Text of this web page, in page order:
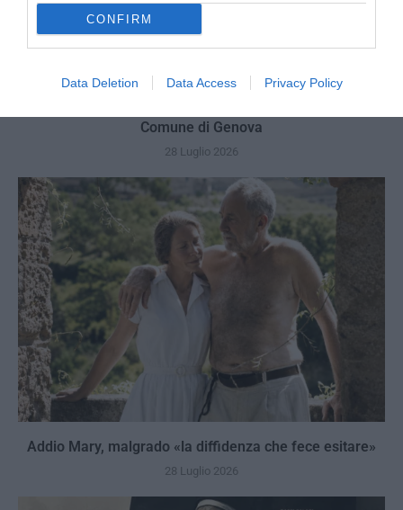
CONFIRM
Data Deletion Data Access Privacy Policy
Comune di Genova
28 Luglio 2026
Addio Mary, malgrado «la diffidenza che fece esitare»
28 Luglio 2026